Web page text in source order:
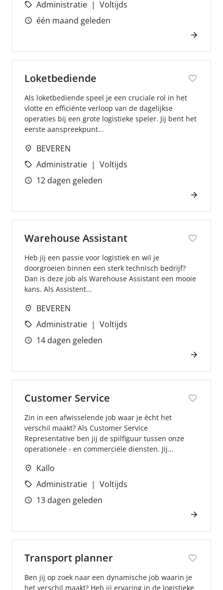
Administratie
Voltijds
één maand geleden
Loketbediende
Als loketbediende speel je een cruciale rol in het
vlotte en efficiënte verloop van de dagelijkse
operaties bij een grote logistieke speler. Jij bent het
eerste aanspreekpunt...
BEVEREN
Administratie
Voltijds
12 dagen geleden
Warehouse Assistant
Heb jij een passie voor logistiek en wil je
doorgroeien binnen een sterk technisch bedrijf?
Dan is deze job als Warehouse Assistant een mooie
kans. Als Assistent...
BEVEREN
Administratie
Voltijds
14 dagen geleden
Customer Service
Zin in een afwisselende job waar je écht het
verschil maakt? Als Customer Service
Representative ben jij de spilfiguur tussen onze
operationele - en commerciële diensten. Jij...
Kallo
Administratie
Voltijds
13 dagen geleden
Transport planner
Ben jij op zoek naar een dynamische job waarin je
het verschil maakt? Heb jij ervaring in de logistieke